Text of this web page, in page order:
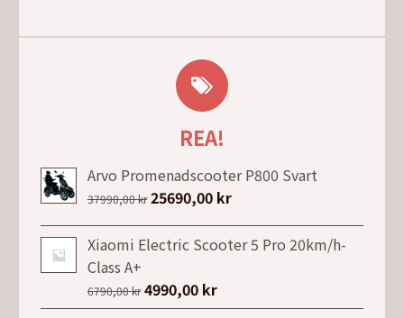
REA!
Arvo Promenadscooter P800 Svart
37990,00kr Det
ursprungliga
priset
37990,00 kr.
25690,00 krDet
nuvarande
priset
Xiaomi Electric Scooter 5 Pro 20km/h-
Class A+
6790,00kr Det
ursprungliga
4990,00 krDet
nuvarande